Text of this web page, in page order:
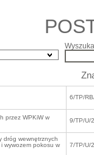
6/TP/
przez WPKiW w
9/TP/U/
dróg wewnętrznych
wywozem pokosu w
7/TP/U/